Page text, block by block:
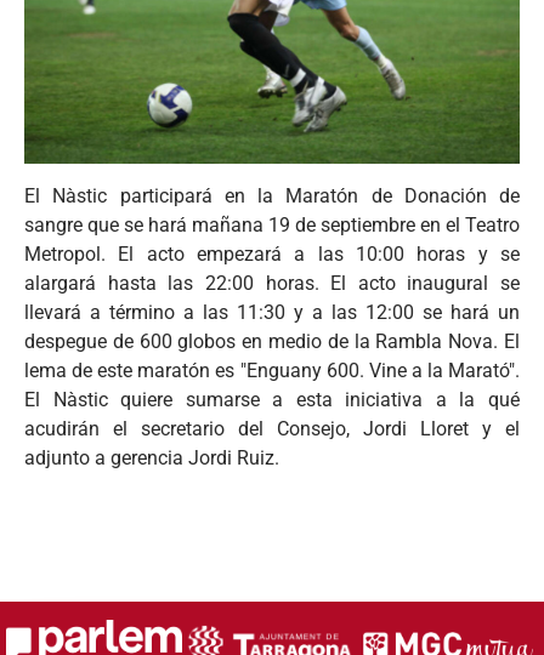
El Nàstic participará en la Maratón de Donación de
sangre que se hará mañana 19 de septiembre en el Teatro
Metropol. El acto empezará a las 10:00 horas y se
alargará hasta las 22:00 horas. El acto inaugural se
llevará a término a las 11:30 y a las 12:00 se hará un
despegue de 600 globos en medio de la Rambla Nova. El
lema de este maratón es "Enguany 600. Vine a la Marató".
El Nàstic quiere sumarse a esta iniciativa a la qué
acudirán el secretario del Consejo, Jordi Lloret y el
adjunto a gerencia Jordi Ruiz.